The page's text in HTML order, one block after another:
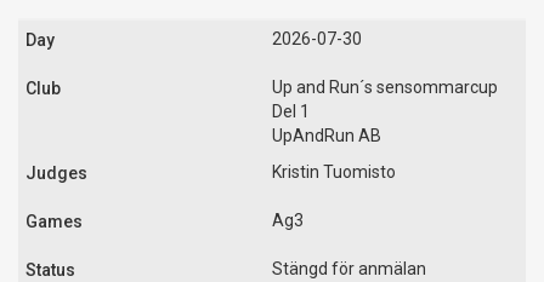
2026-07-30
Up and Run´s sensommarcup
Del 1
UpAndRun AB
Kristin Tuomisto
Ag3
Stängd för anmälan